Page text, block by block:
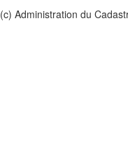
(c) Administration du